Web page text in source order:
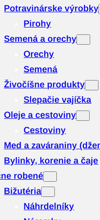
Potravinárske výrobky
Pirohy
Semená a orechy
Orechy
Semená
Živočíšne produkty
Slepačie vajíčka
Oleje a cestoviny
Cestoviny
Med a zaváraniny
Bylinky, korenie a čaje
robené
Bižutéria
Náhrdelníky